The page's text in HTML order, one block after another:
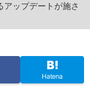
ップデートが施さ
Hatena